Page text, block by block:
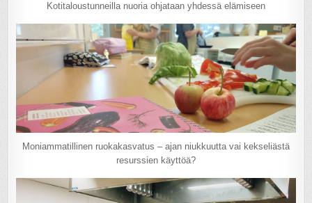
Kotitaloustunneilla nuoria ohjataan yhdessä elämiseen
Moniammatillinen ruokakasvatus – ajan niukkuutta vai kekseliästä
resurssien käyttöä?